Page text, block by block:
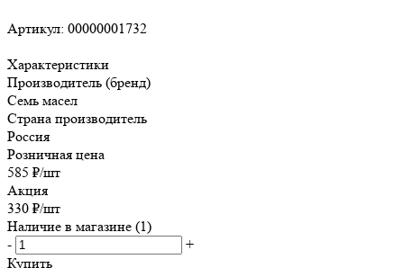
Артикул: 00000001732
Характеристики
Производитель (бренд)
Семь масел
Страна производитель
Россия
Розничная цена
585 ₽/шт
Акция
330 ₽/шт
Наличие в магазине (1)
-
+
Купить